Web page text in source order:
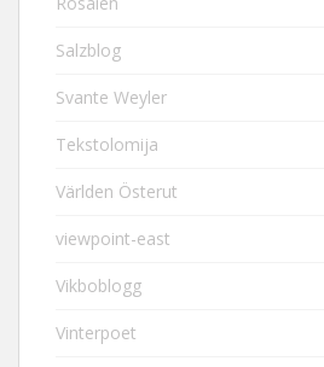
Salzblog
Svante Weyler
Tekstolomija
Världen Österut
viewpoint-east
Vikboblogg
Vinterpoet